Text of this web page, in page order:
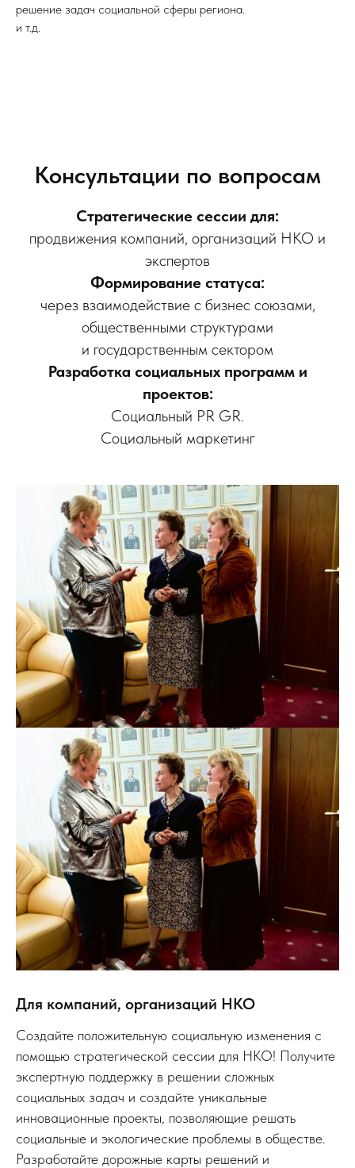
решение задач социальной сферы региона.
и т.д.
Консультации по вопросам
Стратегические сессии для:
продвижения компаний, организаций НКО и
экспертов
Формирование статуса:
через взаимодействие с бизнес союзами,
общественными структурами
и государственным сектором
Разработка социальных программ и
проектов:
Социальный PR GR.
Социальный маркетинг
Для компаний, организаций НКО
Создайте положительную социальную изменения с
помощью стратегической сессии для НКО! Получите
экспертную поддержку в решении сложных
социальных задач и создайте уникальные
инновационные проекты, позволяющие решать
социальные и экологические проблемы в обществе.
Разработайте дорожные карты решений и